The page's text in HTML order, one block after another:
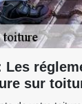
Les
sur